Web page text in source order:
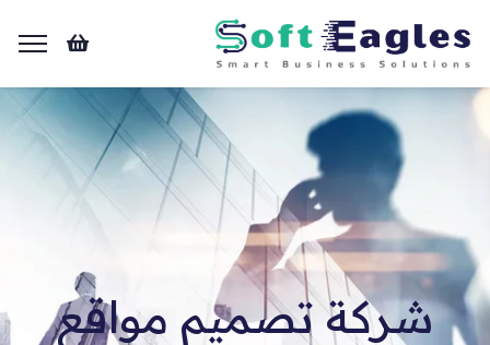
شركة تصميم مواقع